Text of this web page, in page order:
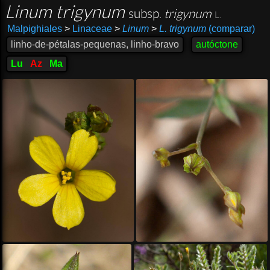
Linum trigynum subsp. trigynum
Malpighiales >Linaceae > Linum > L. trigynum(comparar)
linho-de-pétalas-pequenas, linho-bravo
autóctone
Lu
Az Ma